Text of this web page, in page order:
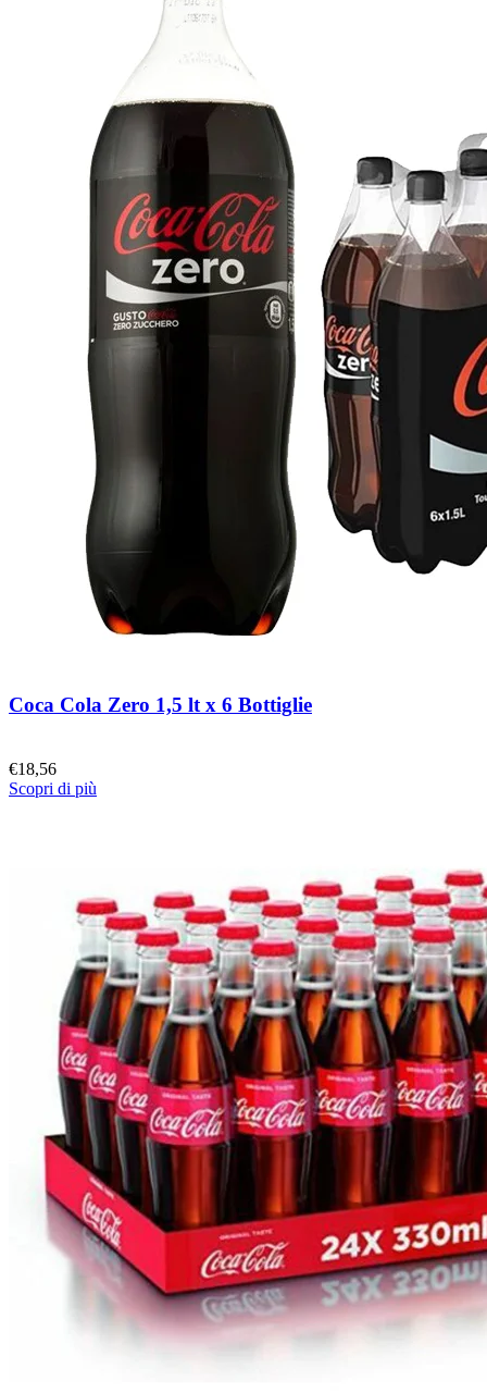
Coca Cola Zero 1,5 lt x 6 Bottiglie
€18,56
Scopri di più